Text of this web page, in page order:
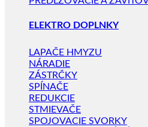
ELEKTRO DOPLNKY
LAPAČE HMYZU
NÁRADIE
ZÁSTRČKY
SPÍNAČE
REDUKCIE
STMIEVAČE
SPOJOVACIE SVORKY